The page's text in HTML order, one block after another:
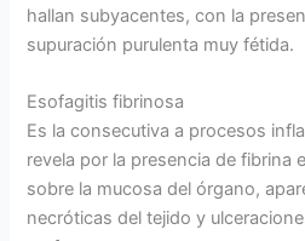
hallan subyacentes, con la
supuración purulenta muy fétida.
Esofagitis fibrinosa
Es la consecutiva a procesos
revela por la presencia de fibrina
sobre la mucosa del órgano,
necróticas del tejido y